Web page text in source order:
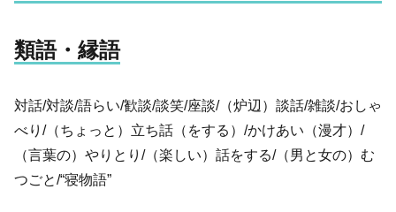
類語・縁語
対話/対談/語らい/歓談/談笑/座談/（炉辺）談話/雑談/おしゃ
べり/（ちょっと）立ち話（をする）/かけあい（漫才）/
（言葉の）やりとり/（楽しい）話をする/（男と女の）む
つごと/“寝物語”